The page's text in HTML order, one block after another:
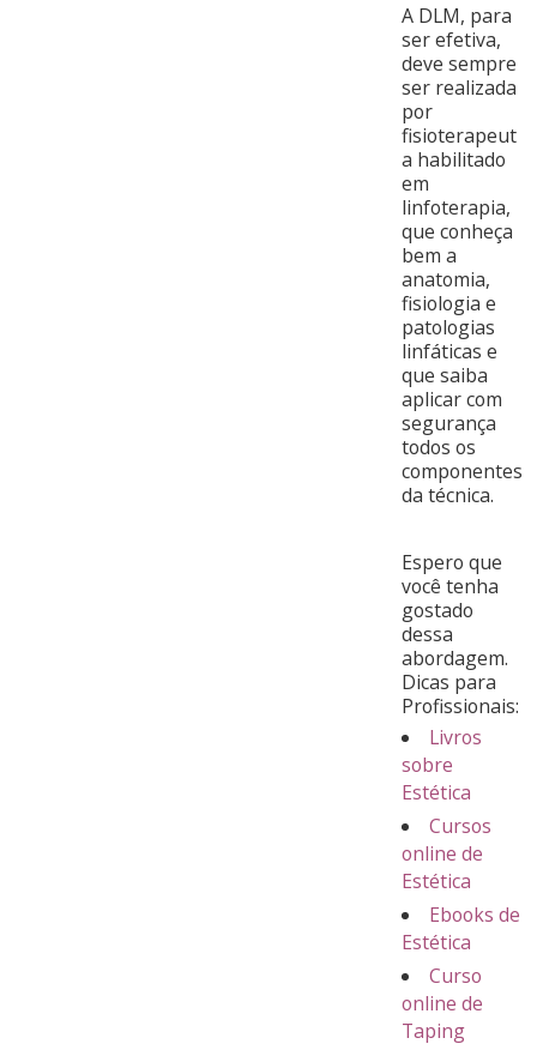
A DLM, para
ser efetiva,
deve sempre
ser realizada
por
fisioterapeut
a habilitado
em
linfoterapia,
que conheça
bem a
anatomia,
fisiologia e
patologias
linfáticas e
que saiba
aplicar com
segurança
todos os
componentes
da técnica.
Espero que
você tenha
gostado
dessa
abordagem.
Dicas para
Profissionais:
Livros
sobre
Estética
Cursos
online de
Estética
Ebooks de
Estética
Curso
online de
Taping